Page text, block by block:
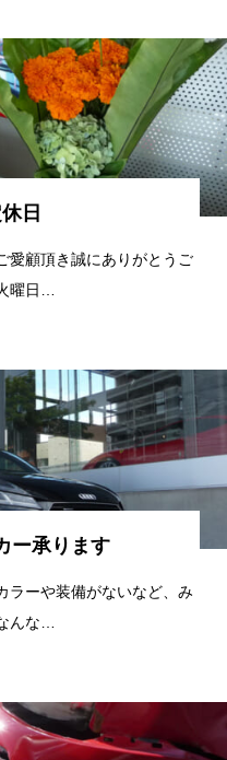
日
愛顧頂き誠にありがとうご
曜日…
ー承ります
ラーや装備がないなど、み
んな…